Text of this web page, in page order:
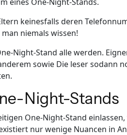
keinesfalls deren
niemals wissen!
Night-Stand alle werden.
sowie Die leser sodann
Night-Stands
One-Night-Stand
nur wenige Nuancen in